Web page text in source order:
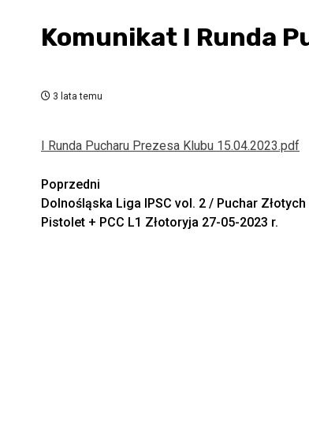
Komunikat I Runda
3 lata temu
I Runda Pucharu Prezesa Klubu 15.04.2023.pdf
Zobacz
wpisy
Poprzedni
Dolnośląska Liga IPSC vol. 2 / Puchar
Pistolet + PCC L1 Złotoryja 27-05-2023 r.